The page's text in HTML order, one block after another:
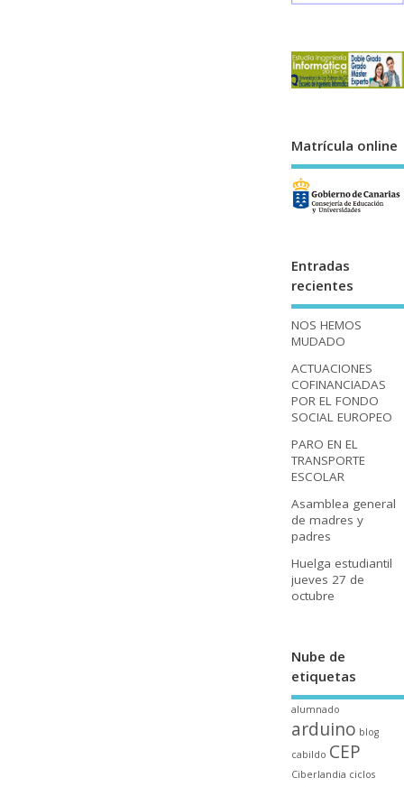
Matrícula online
Entradas
recientes
NOS HEMOS
MUDADO
ACTUACIONES
COFINANCIADAS
POR EL FONDO
SOCIAL EUROPEO
PARO EN EL
TRANSPORTE
ESCOLAR
Asamblea general
de madres y
padres
Huelga estudiantil
jueves 27 de
octubre
Nube de
etiquetas
alumnado
arduino blog
cabildo CEP
Ciberlandia ciclos